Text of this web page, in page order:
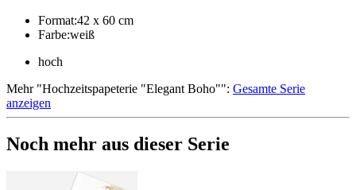
Format:42 x 60 cm
Farbe:weiß
hoch
Mehr"Hochzeitspapeterie "Elegant Boho"": Gesamte Serie
anzeigen
Noch mehr aus dieser Serie